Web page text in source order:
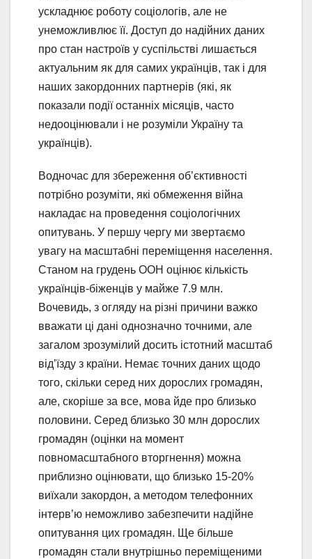
ускладнює роботу соціологів, але не
унеможливлює її. Доступ до надійних даних
про стан настроїв у суспільстві лишається
актуальним як для самих українців, так і для
наших закордонних партнерів (які, як
показали події останніх місяців, часто
недооцінювали і не розуміли Україну та
українців).
Водночас для збереження об’єктивності
потрібно розуміти, які обмеження війна
накладає на проведення соціологічних
опитувань. У першу чергу ми звертаємо
увагу на масштабні переміщення населення.
Станом на грудень ООН оцінює кількість
українців-біженців у майже 7.9 млн.
Вочевидь, з огляду на різні причини важко
вважати ці дані однозначно точними, але
загалом зрозумілий досить істотний масштаб
від’їзду з країни. Немає точних даних щодо
того, скільки серед них дорослих громадян,
але, скоріше за все, мова йде про близько
половини. Серед близько 30 млн дорослих
громадян (оцінки на момент
повномасштабного вторгнення) можна
приблизно оцінювати, що близько 15-20%
виїхали закордон, а методом телефонних
інтерв’ю неможливо забезпечити надійне
опитування цих громадян. Ще більше
громадян стали внутрішньо переміщеними